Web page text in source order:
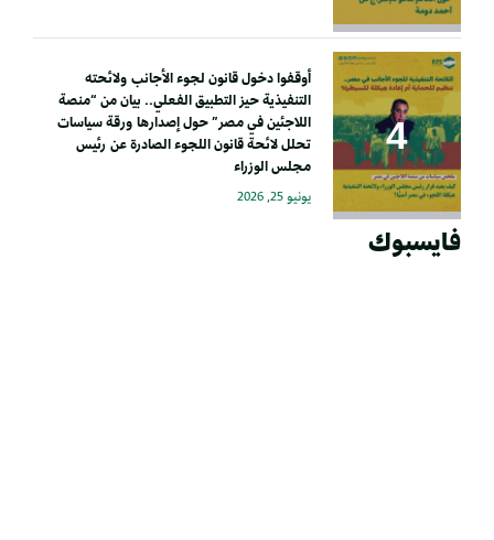
أوقفوا دخول قانون لجوء الأجانب ولائحته
التنفيذية حيز التطبيق الفعلي.. بيان من “منصة
اللاجئين في مصر” حول إصدارها ورقة سياسات
تحلل لائحة قانون اللجوء الصادرة عن رئيس
مجلس الوزراء
يونيو 25, 2026
فايسبوك